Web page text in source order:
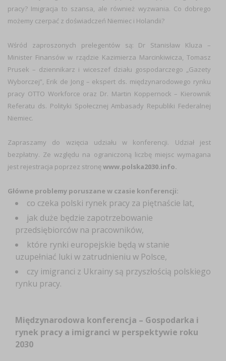
pracy? Imigracja to szansa, ale również wyzwania. Co dobrego
możemy czerpać z doświadczeń Niemiec i Holandii?
Wśród zaproszonych prelegentów są: Dr Stanisław Kluza –
Minister Finansów w rządzie Kazimierza Marcinkiwicza, Tomasz
Prusek – dziennikarz i wiceszef działu gospodarczego „Gazety
Wyborczej”, Erik de Jong – ekspert ds. międzynarodowego rynku
pracy OTTO Workforce oraz Dr. Martin Koppernock – Kierownik
Referatu ds. Polityki Społecznej Ambasady Republiki Federalnej
Niemiec.
Zapraszamy do wzięcia udziału w konferencji. Udział jest
bezpłatny. Ze względu na ograniczoną liczbę miejsc wymagana
jest rejestracja poprzez stronęwww.polska2030.info.
Główne problemy poruszane w czasie konferencji:
co czeka polski rynek pracy za piętnaście lat,
jak duże będzie zapotrzebowanie
przedsiębiorców na pracowników,
które rynki europejskie będą w stanie
uzupełniać luki w zatrudnieniu w Polsce,
czy imigranci z Ukrainy są przyszłością polskiego
rynku pracy.
Międzynarodowa konferencja – Gospodarka i
rynek pracy a imigranci w perspektywie roku
2030